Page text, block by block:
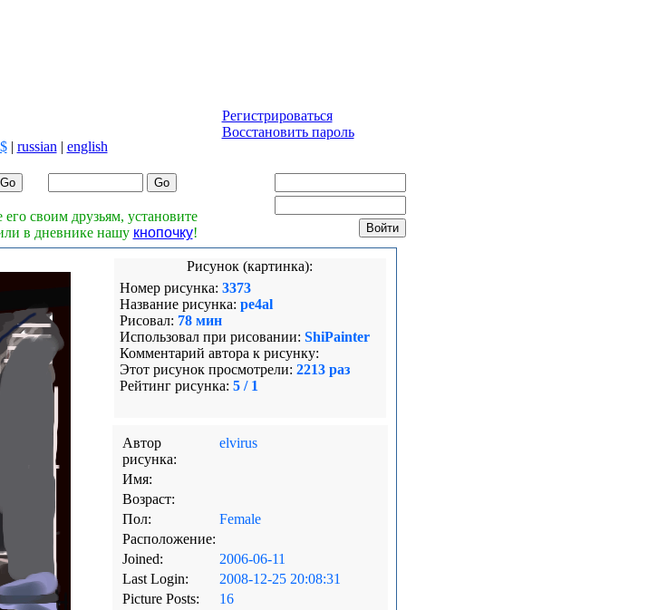
| russian | english
Регистрироваться
Восстановить пароль
своим друзьям, установите
в дневнике нашу кнопочку!
Рисунок (картинка):
Номер рисунка: 3373
Название рисунка: pe4al
Рисовал: 78 мин
Использовал при рисовании: ShiPainter
Комментарий автора к рисунку:
Этот рисунок просмотрели: 2213 раз
Рейтинг рисунка: 5 / 1
Автор
рисунка:
elvirus
Имя:
Возраст:
Пол:
Female
Расположение:
Joined:
2006-06-11
Last Login:
2008-12-25 20:08:31
Picture Posts:
16